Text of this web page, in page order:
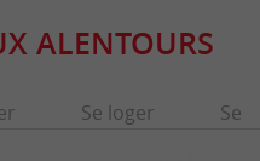
ALENTOURS
Se loger Se